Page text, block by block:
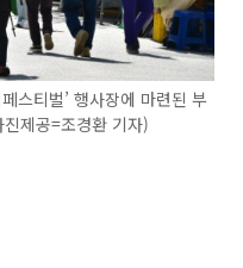
스티벌’ 행사장에 마련된 부
제공=조경환 기자)